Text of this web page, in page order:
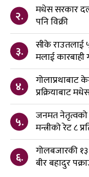
२.
मधेस सरकार
पनि विक्री
३.
सीके राउतलाई
मलाई कारबाही
४.
गोलाप्रथाबाट
प्रक्रियाबाट
५.
जनमत नेतृत्वको
मन्त्रीको रेट ८
६.
गोलबजारकी
बीर बहादुर